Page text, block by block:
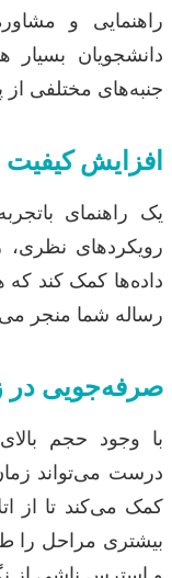
راهنمایی و
دانشجویان بسیار
جنبه‌های مختلفی
افزایش کیفیت
یک راهنمای
رویکردهای
داده‌ها کمک کند
رساله شما منجر
صرفه‌جویی
با وجود حجم
درست می‌تواند
کمک می‌کند تا از
بیشتری مراحل را